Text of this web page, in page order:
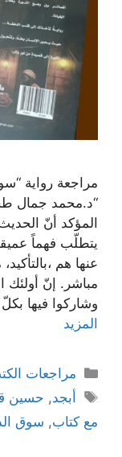
مراجعة رواية
“د.محمد جمال
المؤكد أنّ
يتطلّب فهماً
عنها هم
مباشر. إنّ أولئك
وشاركوا فيها
المزيد
التصنيفات
مراجعات
الوسوم
أبجد, حسين
مع كتاب, سوق